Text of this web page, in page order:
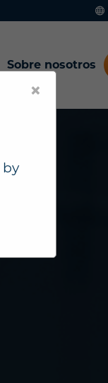
×
by
Sobre nosotros